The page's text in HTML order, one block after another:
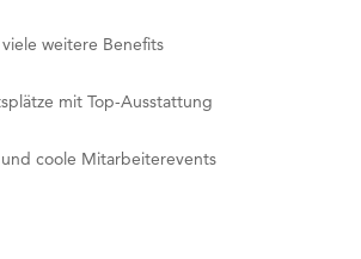
weitere Benefits
mit Top-Ausstattung
coole Mitarbeiterevents